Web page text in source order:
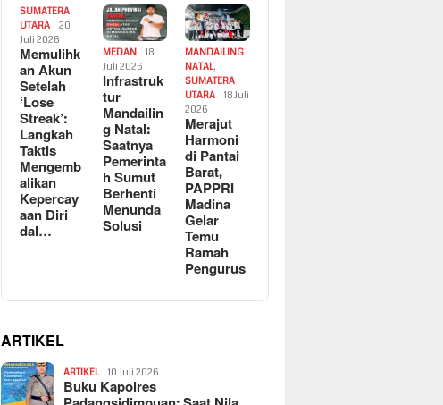
SUMATERA
UTARA
20
Juli 2026
Memulihk
an Akun
Setelah
‘Lose
Streak’:
Langkah
Taktis
Mengemb
alikan
Kepercay
aan Diri
dal…
MEDAN
18
Juli 2026
Infrastruk
tur
Mandailin
g Natal:
Saatnya
Pemerinta
h Sumut
Berhenti
Menunda
Solusi
MANDAILING
NATAL,
SUMATERA
UTARA
18 Juli
2026
Merajut
Harmoni
di Pantai
Barat,
PAPPRI
Madina
Gelar
Temu
Ramah
Pengurus
ARTIKEL
ARTIKEL 10 Juli 2026
Buku Kapolres